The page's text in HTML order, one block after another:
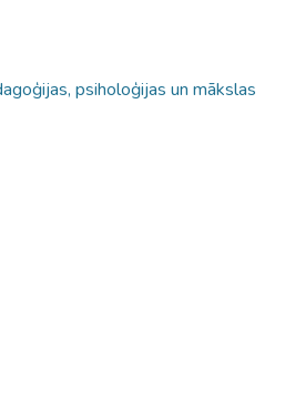
psiholoģijas un mākslas